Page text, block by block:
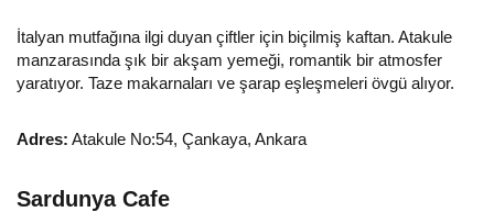
İtalyan mutfağına ilgi duyan çiftler için biçilmiş kaftan. Atakule
manzarasında şık bir akşam yemeği, romantik bir atmosfer
yaratıyor. Taze makarnaları ve şarap eşleşmeleri övgü alıyor.
Adres: Atakule No:54, Çankaya, Ankara
Sardunya Cafe